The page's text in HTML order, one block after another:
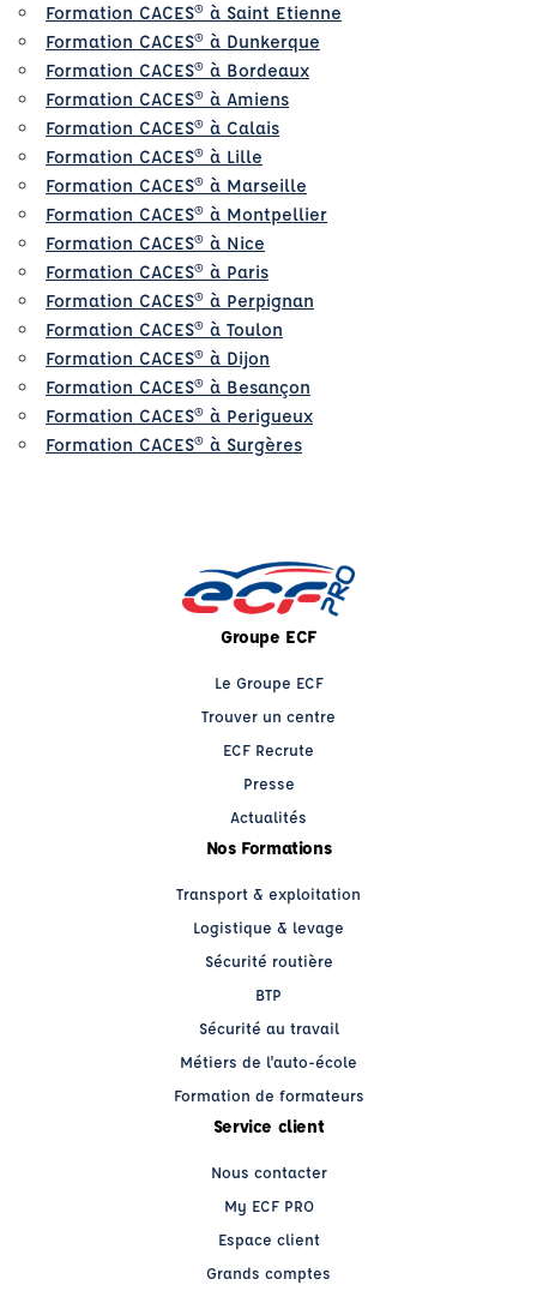
Formation CACES® à Saint Etienne
Formation CACES® à Dunkerque
Formation CACES® à Bordeaux
Formation CACES® à Amiens
Formation CACES® à Calais
Formation CACES® à Lille
Formation CACES® à Marseille
Formation CACES® à Montpellier
Formation CACES® à Nice
Formation CACES® à Paris
Formation CACES® à Perpignan
Formation CACES® à Toulon
Formation CACES® à Dijon
Formation CACES® à Besançon
Formation CACES® à Perigueux
Formation CACES® à Surgères
Groupe ECF
Le Groupe ECF
Trouver un centre
ECF Recrute
Presse
Actualités
Nos Formations
Transport & exploitation
Logistique & levage
Sécurité routière
BTP
Sécurité au travail
Métiers de l'auto-école
Formation de formateurs
Service client
Nous contacter
My ECF PRO
Espace client
Grands comptes